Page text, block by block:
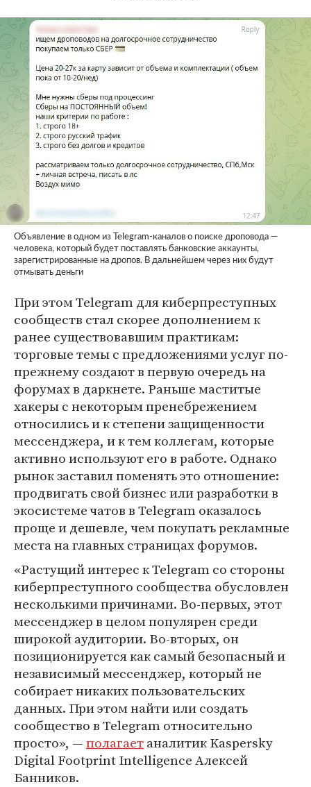
Объявление в одном из Telegram-каналов о поиске дроповода —
человека, который будет поставлять банковские аккаунты,
зарегистрированные на дропов. В дальнейшем через них будут
отмывать деньги
При этом Telegram для киберпреступных
сообществ стал скорее дополнением к
ранее существовавшим практикам:
торговые темы с предложениями услуг по-
прежнему создают в первую очередь на
форумах в даркнете. Раньше маститые
хакеры с некоторым пренебрежением
относились и к степени защищенности
мессенджера, и к тем коллегам, которые
активно используют его в работе. Однако
рынок заставил поменять это отношение:
продвигать свой бизнес или разработки в
экосистеме чатов в Telegram оказалось
проще и дешевле, чем покупать рекламные
места на главных страницах форумов.
«Растущий интерес к Telegram со стороны
киберпреступного сообщества обусловлен
несколькими причинами. Во-первых, этот
мессенджер в целом популярен среди
широкой аудитории. Во-вторых, он
позиционируется как самый безопасный и
независимый мессенджер, который не
собирает никаких пользовательских
данных. При этом найти или создать
сообщество в Telegram относительно
просто», —полагаетаналитик Kaspersky
Digital Footprint Intelligence Алексей
Банников.